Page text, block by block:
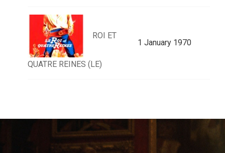
ROI ET
QUATRE REINES (LE)
1 January 1970